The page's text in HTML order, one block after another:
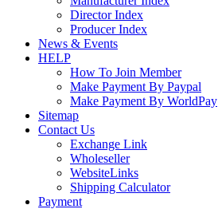
Director Index
Producer Index
News & Events
HELP
How To Join Member
Make Payment By Paypal
Make Payment By WorldPay
Sitemap
Contact Us
Exchange Link
Wholeseller
WebsiteLinks
Shipping Calculator
Payment